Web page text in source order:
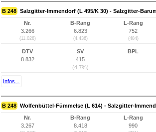
B 248 Salzgitter-Immendorf (L 495/K 30) - Salzgitter-
Nr.
3.266
(11.028)
B-Rang
6.823
(4.436)
L-Rang
752
(484)
DTV
8.832
SV
415
(4,7%)
BPL
Infos...
B 248 Wolfenbüttel-Fümmelse (L 614) - Salzgitter-
Nr.
3.267
B-Rang
8.418
L-Rang
990